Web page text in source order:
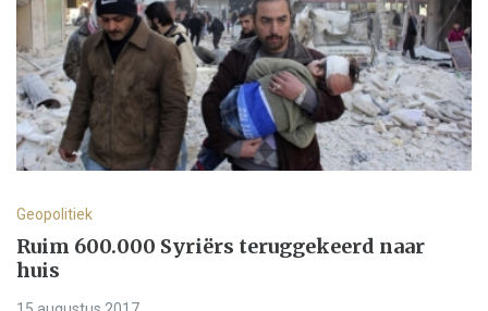
Geopolitiek
Ruim 600.000 Syriërs teruggekeerd naar
huis